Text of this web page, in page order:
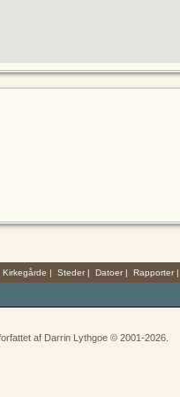
Kirkegårde | Steder| Datoer| Rapporter|
af Darrin Lythgoe © 2001-2026.